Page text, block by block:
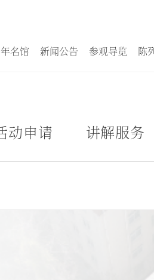
名馆 新闻公告 参观导览 陈
动申请 讲解服务